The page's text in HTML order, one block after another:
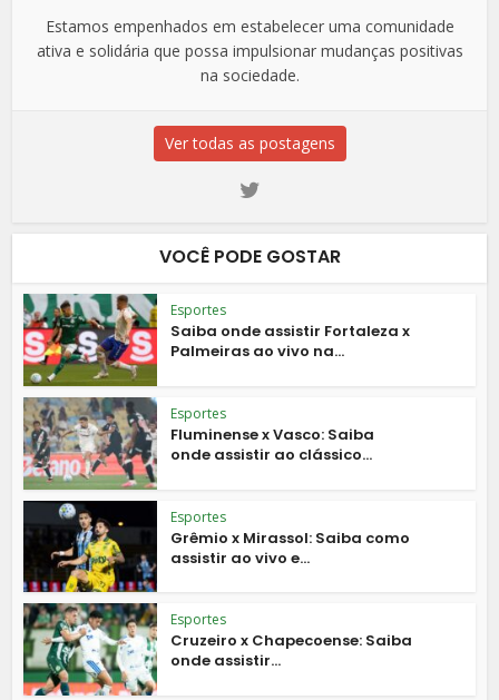
Estamos empenhados em estabelecer uma comunidade
ativa e solidária que possa impulsionar mudanças positivas
na sociedade.
Ver todas as postagens
VOCÊ PODE GOSTAR
Esportes
Saiba onde assistir Fortaleza x
Palmeiras ao vivo na...
Esportes
Fluminense x Vasco: Saiba
onde assistir ao clássico...
Esportes
Grêmio x Mirassol: Saiba como
assistir ao vivo e...
Esportes
Cruzeiro x Chapecoense: Saiba
onde assistir...